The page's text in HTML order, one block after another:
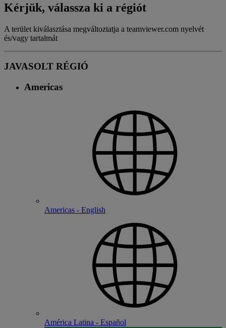
Kérjük, válassza ki a régiót
A terület kiválasztása megváltoztatja a teamviewer.com nyelvét
és/vagy tartalmát
JAVASOLT RÉGIÓ
Americas
Americas - English
América Latina - Español